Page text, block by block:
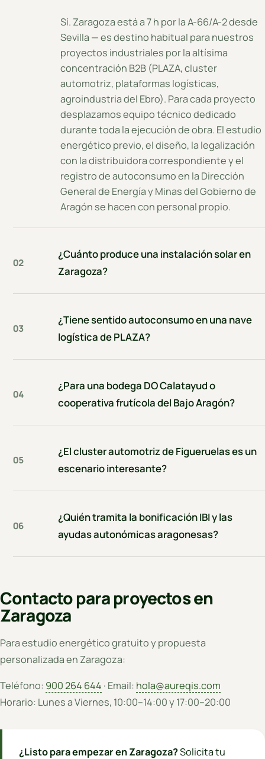
Sí. Zaragoza está a 7 h por la A-66/A-2 desde
Sevilla — es destino habitual para nuestros
proyectos industriales por la altísima
concentración B2B (PLAZA, cluster
automotriz, plataformas logísticas,
agroindustria del Ebro). Para cada proyecto
desplazamos equipo técnico dedicado
durante toda la ejecución de obra. El estudio
energético previo, el diseño, la legalización
con la distribuidora correspondiente y el
registro de autoconsumo en la Dirección
General de Energía y Minas del Gobierno de
Aragón se hacen con personal propio.
02
¿Cuánto produce una instalación solar en
Zaragoza?
03
¿Tiene sentido autoconsumo en una nave
logística de PLAZA?
04
¿Para una bodega DO Calatayud o
cooperativa frutícola del Bajo Aragón?
05
¿El cluster automotriz de Figueruelas es un
escenario interesante?
06
¿Quién tramita la bonificación IBI y las
ayudas autonómicas aragonesas?
Contacto para proyectos en
Zaragoza
Para estudio energético gratuito y propuesta
personalizada en Zaragoza:
Teléfono: 900 264 644 · Email: hola@aureqis.com
Horario: Lunes a Viernes, 10:00–14:00 y 17:00–20:00
¿Listo para empezar en Zaragoza?Solicita tu